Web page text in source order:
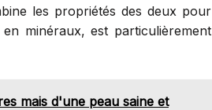
les propriétés des deux pour
minéraux, est particulièrement
mais d'une peau saine et